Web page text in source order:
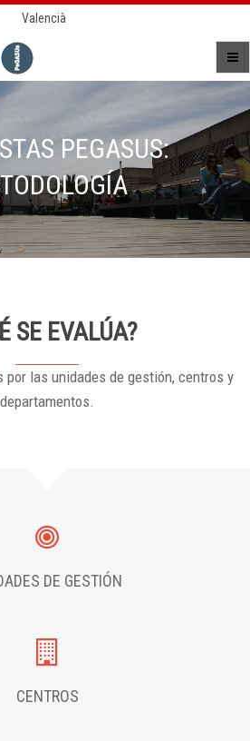
Valencià
PEGASUS:
SE EVALÚA?
las unidades de gestión, centros y
departamentos.
DE GESTIÓN
CENTROS